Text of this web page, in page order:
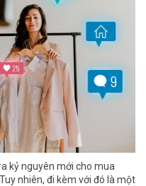
kỷ nguyên mới cho mua
nhiên, đi kèm với đó là một